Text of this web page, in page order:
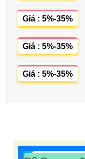
Giá : 5%-35%
Giá : 5%-35%
Giá : 5%-35%